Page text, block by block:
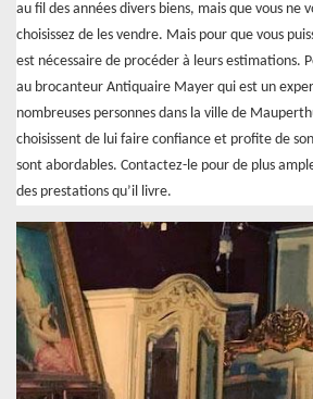
au fil des années divers biens, mais que vous ne
choisissez de les vendre. Mais pour que vous
est nécessaire de procéder à leurs estimations.
au brocanteur Antiquaire Mayer qui est un
nombreuses personnes dans la ville de
choisissent de lui faire confiance et profite de
sont abordables. Contactez-le pour de plus
des prestations qu’il livre.